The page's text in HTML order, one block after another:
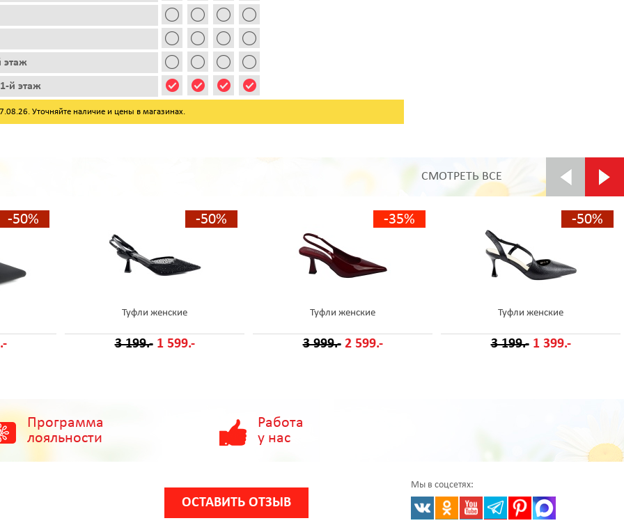
этаж
й этаж
Уточняйте наличие и цены в магазинах.
СМОТРЕТЬ ВСЕ
-50% -50%
Туфли женские
3 199.- 1 599.-
-35%
Туфли женские
3 999.- 2 599.-
-50%
Туфли женские
3 199.- 1 399.-
Программа
лояльности
Работа
у нас
ОСТАВИТЬ ОТЗЫВ
Мы в соцсетях: